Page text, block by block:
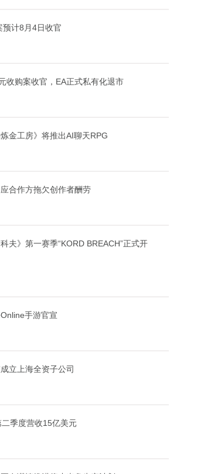
预计8月4日收官
收购案收官，EA正式私有化退市
炼金工房》将推出AI聊天RPG
合作方拖欠创作者酬劳
科夫》第一赛季“KORD BREACH”正式开
手游官宣
立上海全资子公司
季度营收15亿美元